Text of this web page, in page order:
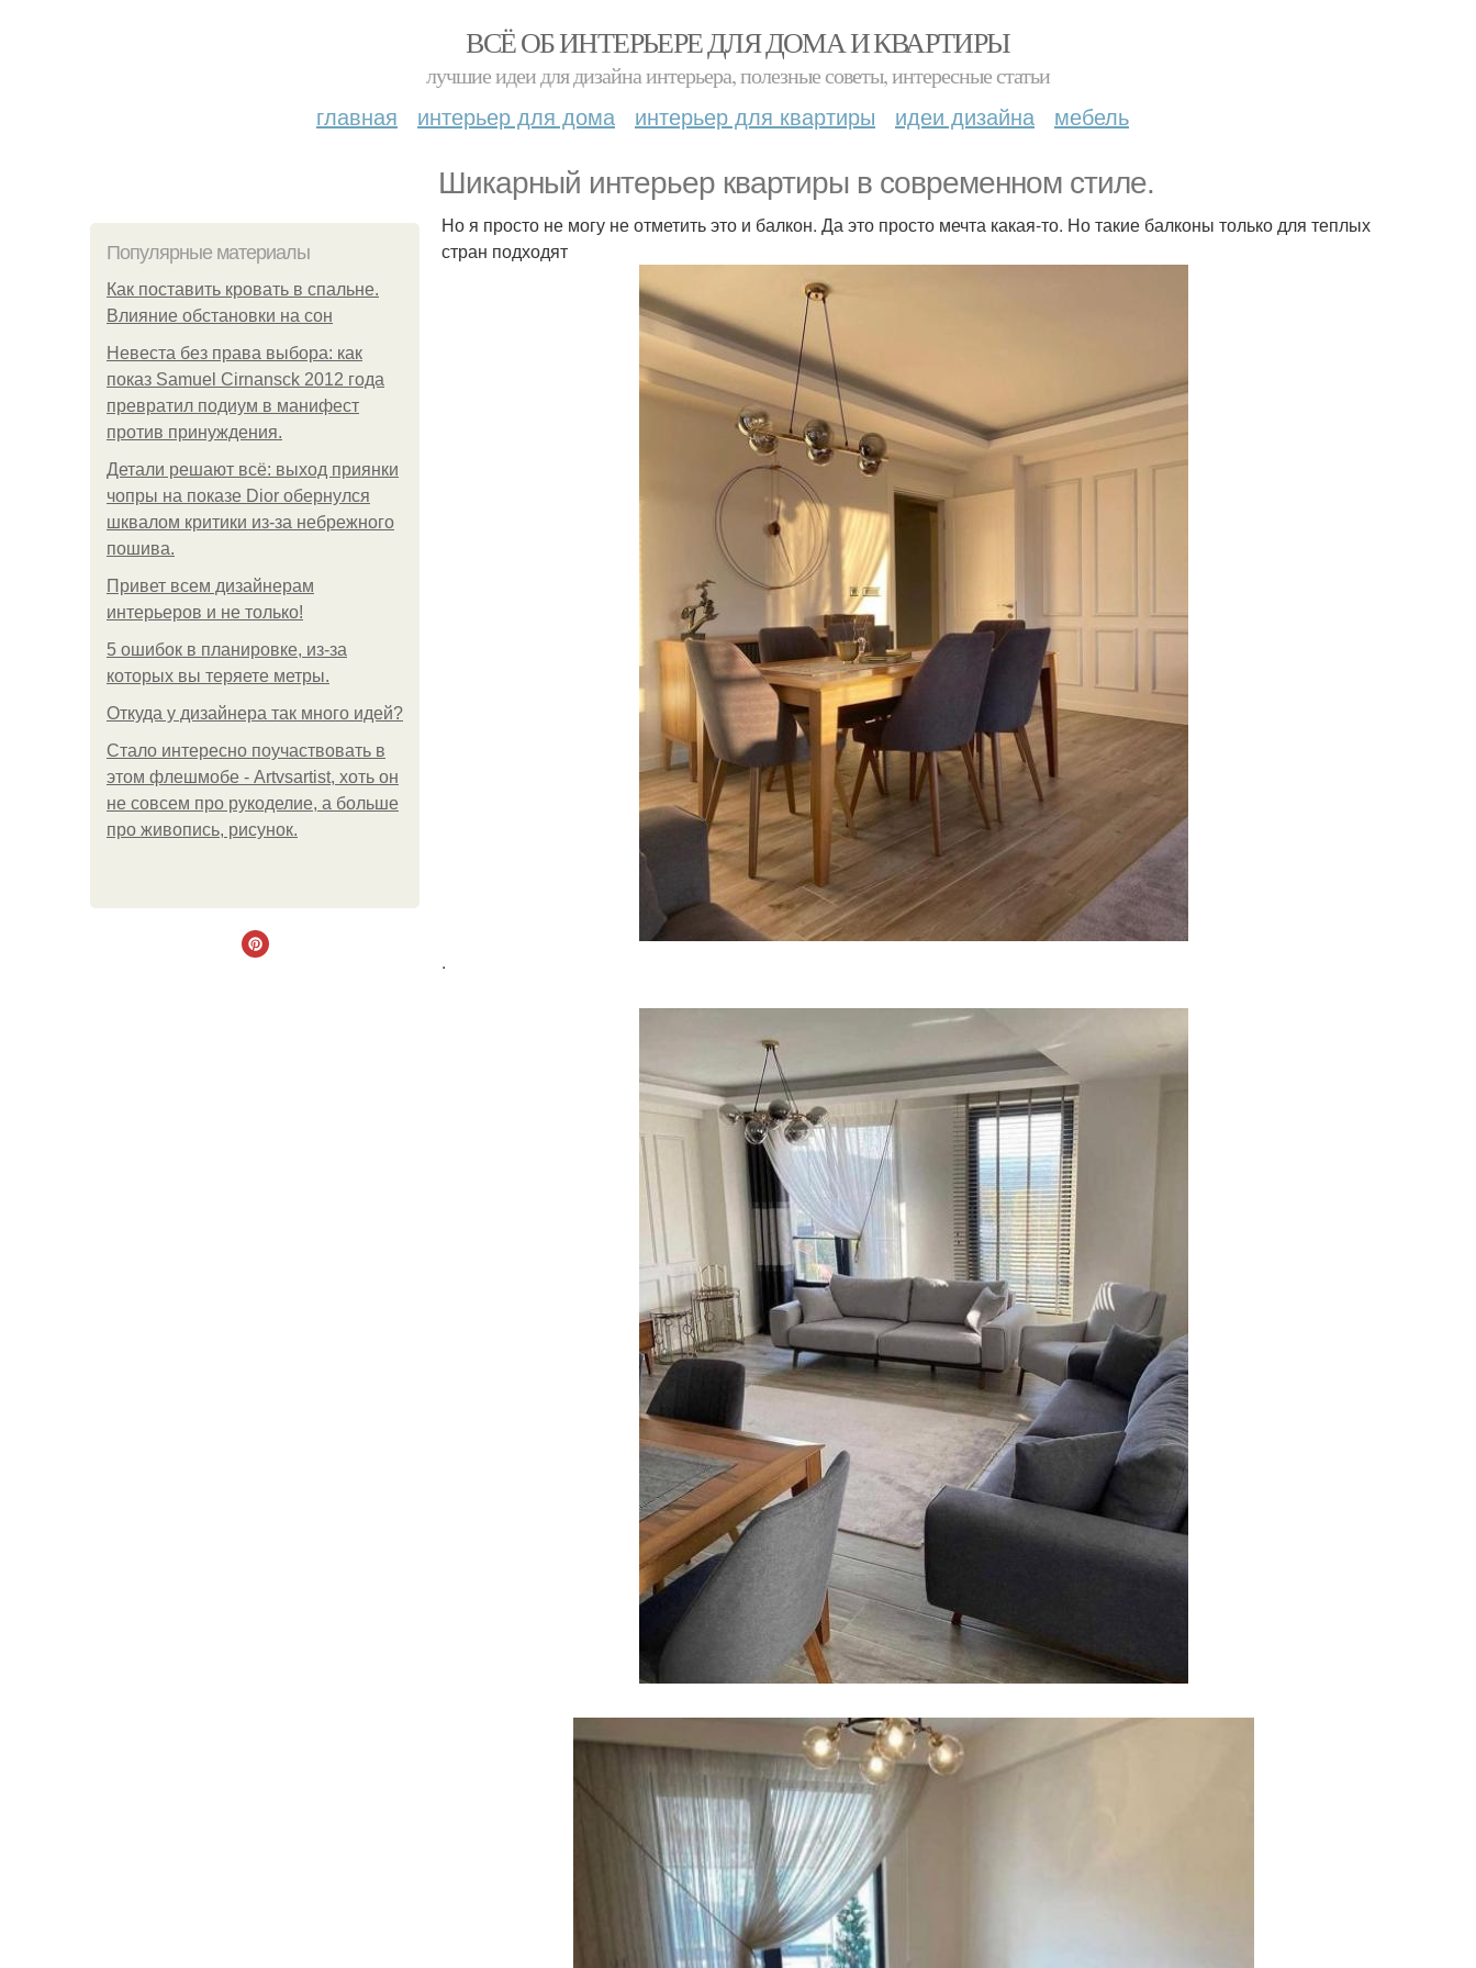
ВСЁ ОБ ИНТЕРЬЕРЕ ДЛЯ ДОМА И КВАРТИРЫ
лучшие идеи для дизайна интерьера, полезные советы, интересные статьи
главная интерьер для дома интерьер для квартиры идеи дизайна мебель
Шикарный интерьер квартиры в современном стиле.
Популярные материалы
Как поставить кровать в спальне.
Влияние обстановки на сон
Невеста без права выбора: как
показ Samuel Cirnansck 2012 года
превратил подиум в манифест
против принуждения.
Детали решают всё: выход приянки
чопры на показе Dior обернулся
шквалом критики из-за небрежного
пошива.
Привет всем дизайнерам
интерьеров и не только!
5 ошибок в планировке, из-за
которых вы теряете метры.
Откуда у дизайнера так много идей?
Стало интересно поучаствовать в
этом флешмобе - Artvsartist, хоть он
не совсем про рукоделие, а больше
про живопись, рисунок.
Но я просто не могу не отметить это и балкон. Да это просто мечта какая-то. Но такие балконы только для теплых
стран подходят
.